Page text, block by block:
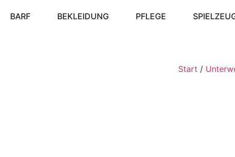
BARF BEKLEIDUNG PFLEGE
Start /